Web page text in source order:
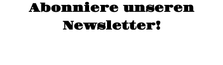
Abonniere unseren
Newsletter!